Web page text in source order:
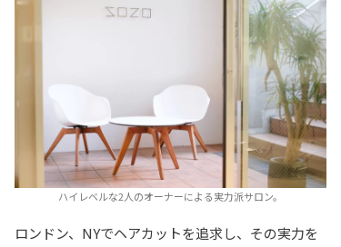
ハイレベルな2人のオーナーによる実力派サロン。
ロンドン、NYでヘアカットを追求し、その実力を